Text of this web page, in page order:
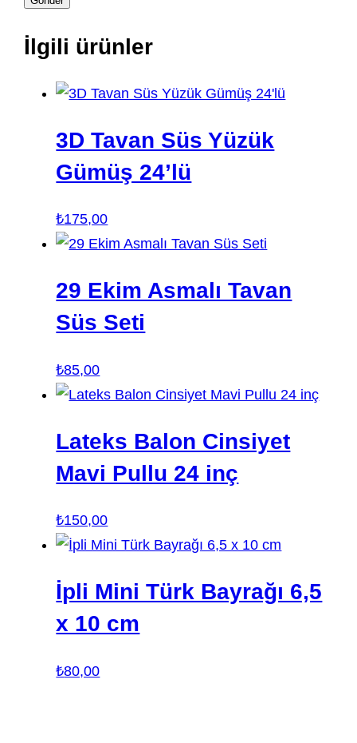
İlgili ürünler
3D Tavan Süs Yüzük
Gümüş 24’lü
₺175,00
29 Ekim Asmalı Tavan
Süs Seti
₺85,00
Lateks Balon Cinsiyet
Mavi Pullu 24 inç
₺150,00
İpli Mini Türk Bayrağı 6,5
x 10 cm
₺80,00